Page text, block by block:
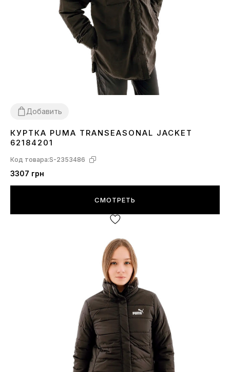
Добавить
XXS XSS
КУРТКА PUMA TRANSEASONAL JACKET
62184201
Код товара:S-2353486
3307 грн
СМОТРЕТЬ